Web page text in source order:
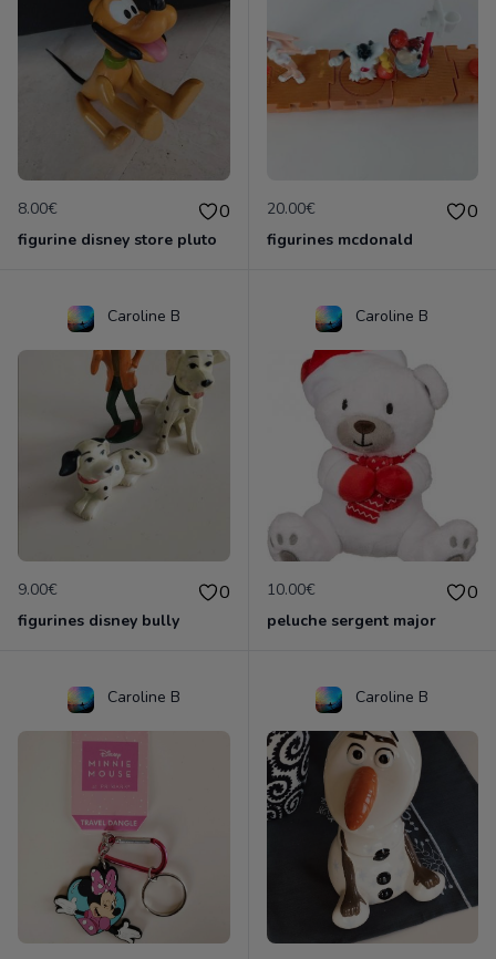
8.00€ 0
figurine disney store pluto
20.00€ 0
figurines mcdonald
Caroline B
9.00€ 0
figurines disney bully
Caroline B
10.00€ 0
peluche sergent major
Caroline B Caroline B